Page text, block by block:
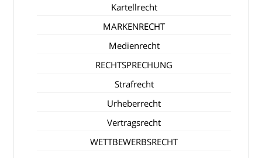
Kartellrecht
MARKENRECHT
Medienrecht
RECHTSPRECHUNG
Strafrecht
Urheberrecht
Vertragsrecht
WETTBEWERBSRECHT